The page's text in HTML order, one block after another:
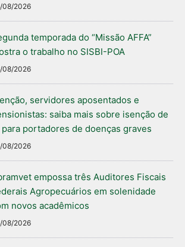
08/2026
temporada do “Missão AFFA”
o trabalho no SISBI-POA
08/2026
servidores aposentados e
saiba mais sobre isenção de
para portadores de doenças graves
08/2026
empossa três Auditores Fiscais
Agropecuários em solenidade
novos acadêmicos
08/2026